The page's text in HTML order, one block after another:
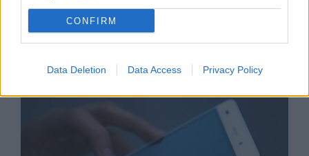
CONFIRM
Data Deletion Data Access Privacy Policy
Астронавти на NASA излязоха в
07.08.2026 / 15:00